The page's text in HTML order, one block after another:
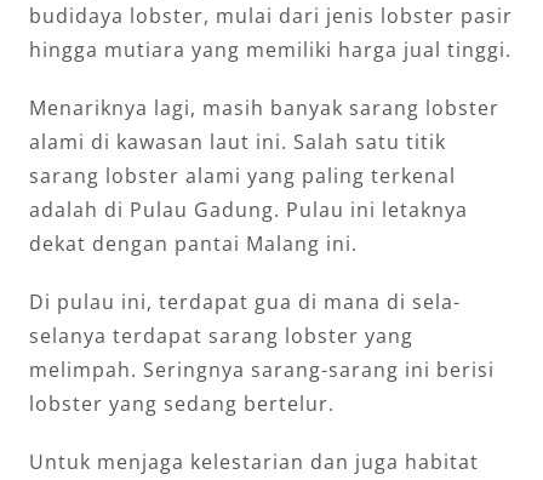
budidaya lobster, mulai dari jenis lobster pasir
hingga mutiara yang memiliki harga jual tinggi.
Menariknya lagi, masih banyak sarang lobster
alami di kawasan laut ini. Salah satu titik
sarang lobster alami yang paling terkenal
adalah di Pulau Gadung. Pulau ini letaknya
dekat dengan pantai Malang ini.
Di pulau ini, terdapat gua di mana di sela-
selanya terdapat sarang lobster yang
melimpah. Seringnya sarang-sarang ini berisi
lobster yang sedang bertelur.
Untuk menjaga kelestarian dan juga habitat